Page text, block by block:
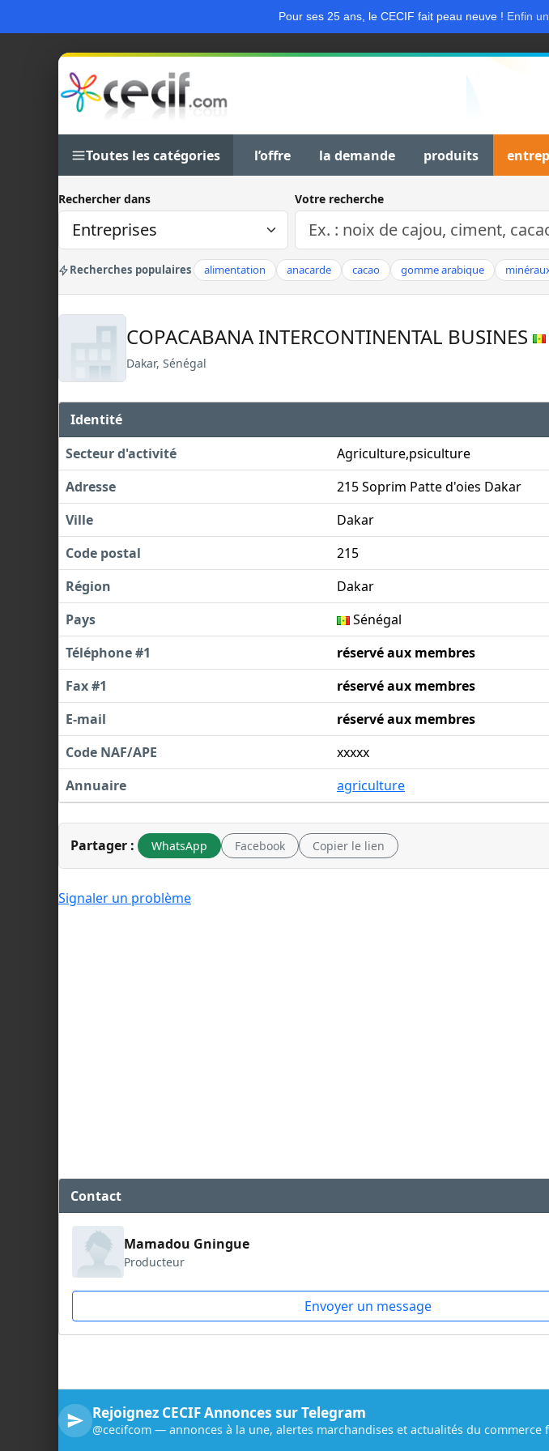
Pour ses 25 ans, le CECIF fait peau neuve ! Enfin
Toutes les catégories l’offre la demande produits
Rechercher dans Votre recherche
Recherches populaires alimentation anacarde cacao gomme arabique
COPACABANA INTERCONTINENTAL BUSINES
Dakar, Sénégal
Identité
Secteur d'activité
Agriculture,psiculture
Adresse
215 Soprim Patte d'oies Dakar
Ville
Dakar
Code postal
215
Région
Dakar
Pays
Sénégal
Téléphone #1
réservé aux membres
Fax #1
réservé aux membres
E-mail
réservé aux membres
Code NAF/APE
xxxxx
Annuaire
agriculture
Partager : WhatsApp Facebook Copier le lien
Signaler un problème
Contact
Mamadou Gningue
Producteur
Envoyer un message
Rejoignez CECIF Annonces sur Telegram
@cecifcom — annonces à la une, alertes marchandises et actualités du commerce